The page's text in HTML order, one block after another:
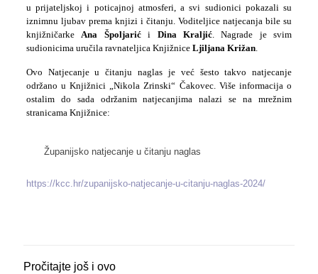
u prijateljskoj i poticajnoj atmosferi, a svi sudionici pokazali su
iznimnu ljubav prema knjizi i čitanju. Voditeljice natjecanja bile su
knjižničarkeAna Špoljarići Dina Kraljić. Nagrade je svim
sudionicima uručila ravnateljica Knjižnice Ljiljana Križan.
Ovo Natjecanje u čitanju naglas je već šesto takvo natjecanje
održano u Knjižnici „Nikola Zrinski“ Čakovec. Više informacija o
ostalim do sada održanim natjecanjima nalazi se na mrežnim
stranicama Knjižnice:
Županijsko natjecanje u čitanju naglas
https://kcc.hr/zupanijsko-natjecanje-u-citanju-naglas-2024/
Pročitajte još i ovo